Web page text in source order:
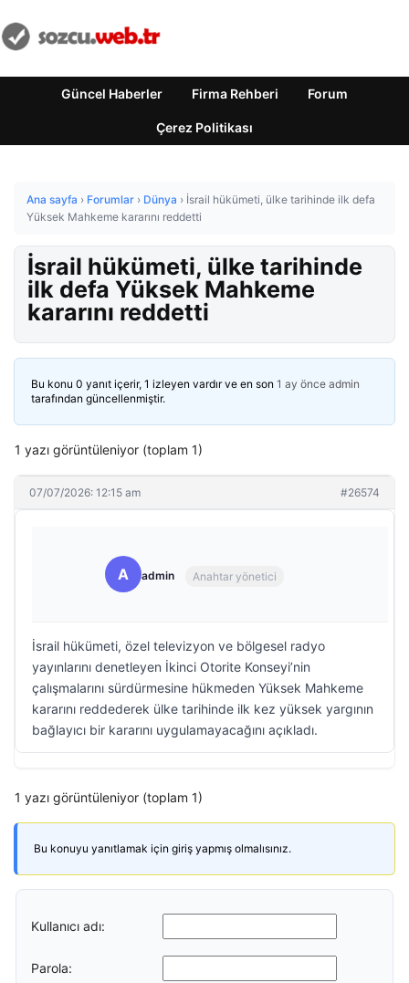
Güncel Haberler Firma Rehberi Forum
Çerez Politikası
Ana sayfa › Forumlar › Dünya › İsrail hükümeti, ülke tarihinde ilk defa
Yüksek Mahkeme kararını reddetti
İsrail hükümeti, ülke tarihinde
ilk defa Yüksek Mahkeme
kararını reddetti
Bu konu 0 yanıt içerir, 1 izleyen vardır ve en son 1 ay önce admin
tarafından güncellenmiştir.
1 yazı görüntüleniyor (toplam 1)
07/07/2026: 12:15 am #26574
A admin Anahtar yönetici
İsrail hükümeti, özel televizyon ve bölgesel radyo
yayınlarını denetleyen İkinci Otorite Konseyi’nin
çalışmalarını sürdürmesine hükmeden Yüksek Mahkeme
kararını reddederek ülke tarihinde ilk kez yüksek yargının
bağlayıcı bir kararını uygulamayacağını açıkladı.
1 yazı görüntüleniyor (toplam 1)
Bu konuyu yanıtlamak için giriş yapmış olmalısınız.
Kullanıcı adı:
Parola: